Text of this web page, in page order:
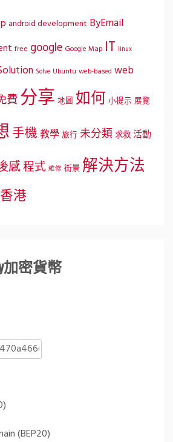
android development ByEmail
free google Google Map IT linux
Solve Ubuntu web-based web
費分享 地圖 如何 小提示 展覽
手機教學 旅行 未分類求救活動
感程式 維修 街景 解決方法
香港
加密貨幣
(BEP20)